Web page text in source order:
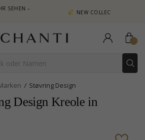
NEW COLLECTION | AURA
Støvring Design
Design Kreole in